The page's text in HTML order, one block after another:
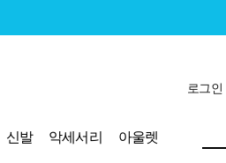
로그인
신발 악세서리
아울렛